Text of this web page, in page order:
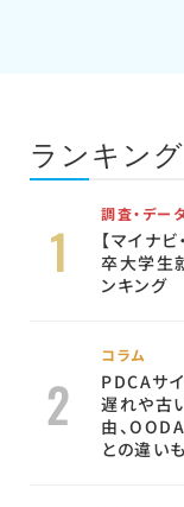
ランキング
調査・デー
【マイナ
卒大学生
ンキング
コラム
PDCAサ
遅れや古
由、
との違いも